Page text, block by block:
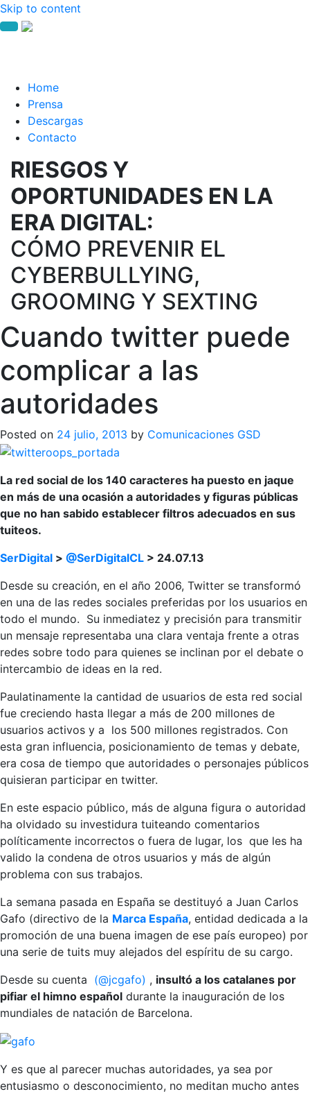
Skip to content
Home
Prensa
Descargas
Contacto
RIESGOS Y
OPORTUNIDADES EN LA
ERA DIGITAL:
CÓMO PREVENIR EL
CYBERBULLYING,
GROOMING Y SEXTING
Cuando twitter puede
complicar a las
autoridades
Posted on 24 julio, 2013 by Comunicaciones GSD
La red social de los 140 caracteres ha puesto en jaque
en más de una ocasión a autoridades y figuras públicas
que no han sabido establecer filtros adecuados en sus
tuiteos.
SerDigital > @SerDigitalCL > 24.07.13
Desde su creación, en el año 2006, Twitter se transformó
en una de las redes sociales preferidas por los usuarios en
todo el mundo. Su inmediatez y precisión para transmitir
un mensaje representaba una clara ventaja frente a otras
redes sobre todo para quienes se inclinan por el debate o
intercambio de ideas en la red.
Paulatinamente la cantidad de usuarios de esta red social
fue creciendo hasta llegar a más de 200 millones de
usuarios activos y a los 500 millones registrados. Con
esta gran influencia, posicionamiento de temas y debate,
era cosa de tiempo que autoridades o personajes públicos
quisieran participar en twitter.
En este espacio público, más de alguna figura o autoridad
ha olvidado su investidura tuiteando comentarios
políticamente incorrectos o fuera de lugar, los que les ha
valido la condena de otros usuarios y más de algún
problema con sus trabajos.
La semana pasada en España se destituyó a Juan Carlos
Gafo (directivo de la Marca España, entidad dedicada a la
promoción de una buena imagen de ese país europeo) por
una serie de tuits muy alejados del espíritu de su cargo.
Desde su cuenta (@jcgafo) , insultó a los catalanes por
pifiar el himno español durante la inauguración de los
mundiales de natación de Barcelona.
Y es que al parecer muchas autoridades, ya sea por
entusiasmo o desconocimiento, no meditan mucho antes